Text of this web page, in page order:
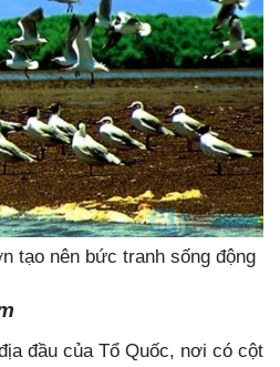
tạo nên bức tranh sống động
đầu của Tổ Quốc, nơi có cột